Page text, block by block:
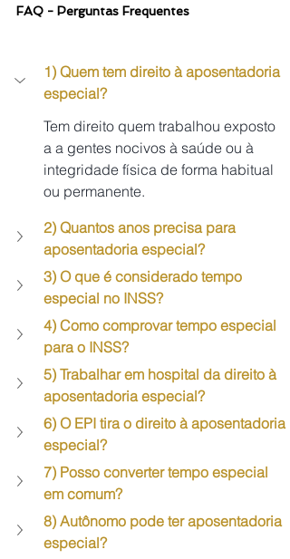
FAQ - Perguntas Frequentes
1) Quem tem direito à aposentadoria
especial?
Tem direito quem trabalhou exposto
a a gentes nocivos à saúde ou à
integridade física de forma habitual
ou permanente.
2) Quantos anos precisa para
aposentadoria especial?
3) O que é considerado tempo
especial no INSS?
4) Como comprovar tempo especial
para o INSS?
5) Trabalhar em hospital da direito à
aposentadoria especial?
6) O EPI tira o direito à aposentadoria
especial?
7) Posso converter tempo especial
em comum?
8) Autônomo pode ter aposentadoria
especial?